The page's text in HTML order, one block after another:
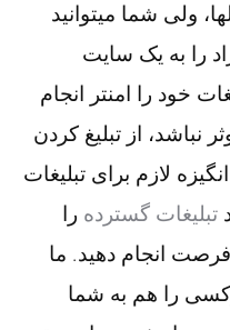
ولی شما میتوانید
را به یک سایت
خود را امنتر انجام
نباشد، از تبلیغ کردن
لازم برای تبلیغات
تبلیغات گسترده را
فرصت انجام دهید. ما
را هم به شما